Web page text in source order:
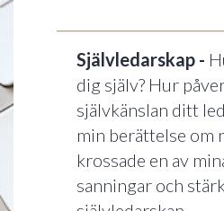
Självledarskap -
dig själv? Hur
självkänslan ditt
min berättelse om
krossade en av
sanningar och